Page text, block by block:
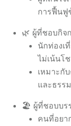
การฟื้นฟู
🌿 ผู้ที่ชอบกิจ
นักท่องเ
ไม่เน้นโ
เหมาะกั
และธรร
🏖️ ผู้ที่ชอบบร
คนที่อยา